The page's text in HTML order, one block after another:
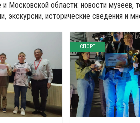
Московской области: новости музеев,
экскурсии, исторические сведения и
СПОРТ